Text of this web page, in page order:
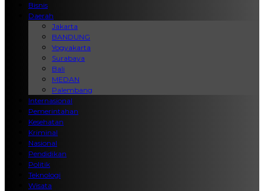
Bisnis
Daerah
Jakarta
BANDUNG
Yogyakarta
Surabaya
Bali
MEDAN
Palembang
Internasional
Pemerintahan
Kesehatan
Kriminal
Nasional
Pendidikan
Politik
Teknologi
Wisata